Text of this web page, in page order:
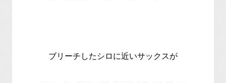
ブリーチしたシロに近いサックスが